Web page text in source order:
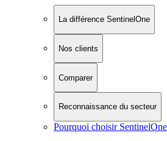
La différence SentinelOne
Nos clients
Comparer
Reconnaissance du secteur
Pourquoi choisir SentinelOne